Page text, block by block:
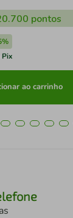
pontos
ao carrinho